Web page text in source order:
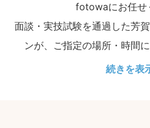
fotowaにお任せ
面談・実技試験を通過した芳
ンが、ご指定の場所・時間
続きを表